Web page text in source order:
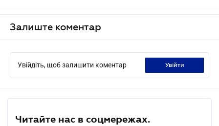
Залиште коментар
Увійдіть, щоб залишити коментар увійти
Читайте нас в соцмережах.